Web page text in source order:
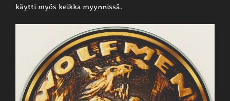
käytti myös keikka myynnissä.